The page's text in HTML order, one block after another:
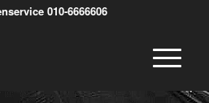
010-6666606